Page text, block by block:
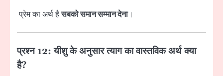
प्रेम का अर्थ हैसबको समान सम्मान देना।
प्रश्न 12: यीशु के अनुसार त्याग का वास्तविक अर्थ क्या
है?